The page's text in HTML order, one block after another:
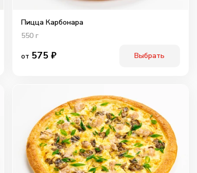
Пицца Карбонара
550г
от 575 ₽ Выбрать